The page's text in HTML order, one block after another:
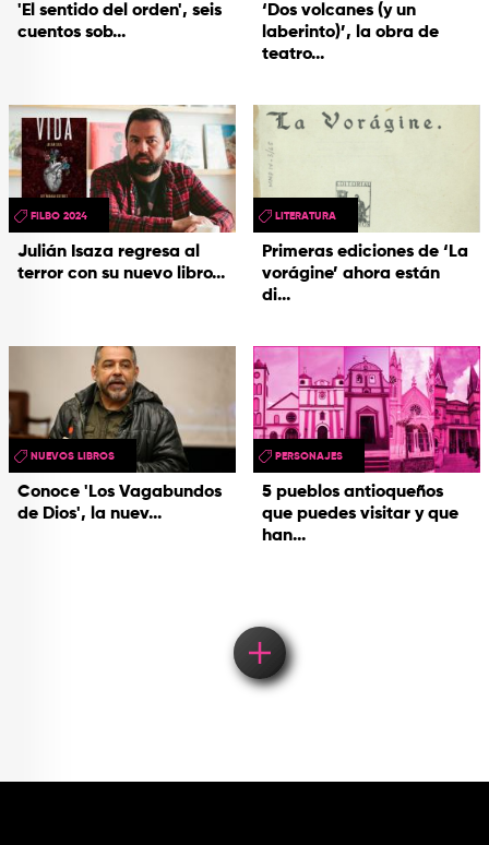
'El sentido del orden', seis
cuentos sob...
‘Dos volcanes (y un
laberinto)’, la obra de
teatro...
Julián Isaza regresa al
terror con su nuevo libro...
FILBO 2024
Primeras ediciones de ‘La
vorágine’ ahora están
di...
LITERATURA
Conoce 'Los Vagabundos
de Dios', la nuev...
NUEVOS LIBROS
5 pueblos antioqueños
que puedes visitar y que
han...
PERSONAJES
Load More